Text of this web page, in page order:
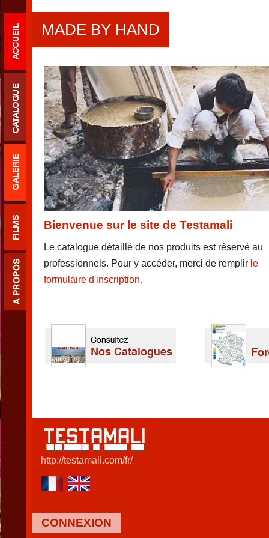
MADE BY HAND
Bienvenue sur le site de Testamali
Le catalogue détaillé de nos produits est réservé au
professionnels. Pour y accéder, merci de remplir le
formulaire d'inscription.
http://testamali.com/fr/
CONNEXION